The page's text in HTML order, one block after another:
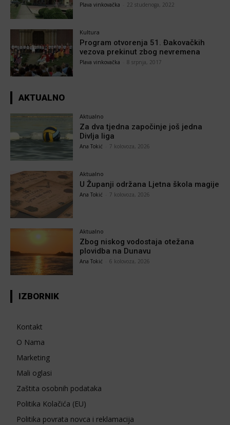
Plava vinkovačka 22 studenoga, 2022
Kultura
Program otvorenja 51. Đakovačkih
vezova prekinut zbog nevremena
Plava vinkovačka 8 srpnja, 2017
AKTUALNO
Aktualno
Za dva tjedna započinje još jedna
Divlja liga
Ana Tokić 7 kolovoza, 2026
Aktualno
U Županji održana Ljetna škola magije
Ana Tokić 7 kolovoza, 2026
Aktualno
Zbog niskog vodostaja otežana
plovidba na Dunavu
Ana Tokić 6 kolovoza, 2026
IZBORNIK
Kontakt
O Nama
Marketing
Mali oglasi
Zaštita osobnih podataka
Politika Kolačića (EU)
Politika povrata novca i reklamacija